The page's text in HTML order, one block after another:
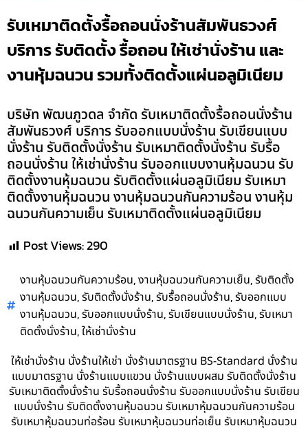
รับเหมาติดตั้งรื้อถอนนั่งร้านสัมพันธวงศ์
บริการ รับติดตั้ง รื้อถอน ให้เช่านั่งร้าน และ
งานหุ้มฉนวน รวมทั้งติดตั้งแผ่นอลูมิเนียม
บริษัท พัฒนภูวดล จำกัด รับเหมาติดตั้งรื้อถอนนั่งร้าน
สัมพันธวงศ์ บริการ รับออกแบบนั่งร้าน รับเขียนแบบ
นั่งร้าน รับติดตั้งนั่งร้าน รับเหมาติดตั้งนั่งร้าน รับรื้อ
ถอนนั่งร้าน ให้เช่านั่งร้าน รับออกแบบงานหุ้มฉนวน รับ
ติดตั้งงานหุ้มฉนวน รับติดตั้งแผ่นอลูมิเนียม รับเหมา
ติดตั้งงานหุ้มฉนวน งานหุ้มฉนวนกันความร้อน งานหุ้ม
ฉนวนกันความเย็น รับเหมาติดตั้งแผ่นอลูมิเนียม
Post Views:290
งานหุ้มฉนวนกันความร้อน,งานหุ้มฉนวนกันความเย็น,รับติดตั้ง
งานหุ้มฉนวน,รับติดตั้งนั่งร้าน,รับรื้อถอนนั่งร้าน,รับออกแบบ
งานหุ้มฉนวน,รับออกแบบนั่งร้าน,รับเขียนแบบนั่งร้าน,รับเหมา
ติดตั้งนั่งร้าน,ให้เช่านั่งร้าน
ให้เช่านั่งร้าน นั่งร้านให้เช่า นั่งร้านมาตรฐาน BS-Standard นั่งร้าน
แบบมาตรฐาน นั่งร้านแบบแขวน นั่งร้านแบบผสม รับติดตั้งนั่งร้าน
รับเหมาติดตั้งนั่งร้าน รับรื้อถอนนั่งร้าน รับออกแบบนั่งร้าน รับเขียน
แบบนั่งร้าน รับติดตั้งงานหุ้มฉนวน รับเหมาหุ้มฉนวนกันความร้อน
รับเหมาหุ้มฉนวนท่อร้อน รับเหมาหุ้มฉนวนท่อเย็น รับเหมาหุ้มฉนวน